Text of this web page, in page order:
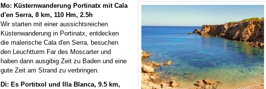
Mo: Küsternwanderung Portinatx mit Cala
d'en Serra, 8 km, 110 Hm, 2.5h
Wir starten mit einer aussichtsreichen
Küstenwanderung in Portinatx, entdecken
die malerische Cala d'en Serra, besuchen
den Leuchtturm Far des Moscarter und
haben dann ausgibig Zeit zu Baden und eine
gute Zeit am Strand zu verbringen.
Di: Es Portitxol und Illa Blanca, 9.5 km,